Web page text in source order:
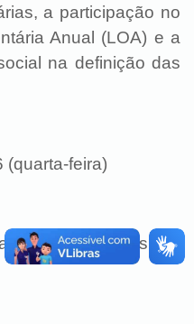
a participação no
Anual (LOA) e a
na definição das
(quarta-feira)
de Vereadores de